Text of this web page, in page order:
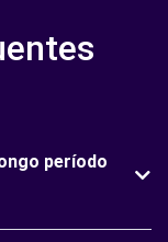
período